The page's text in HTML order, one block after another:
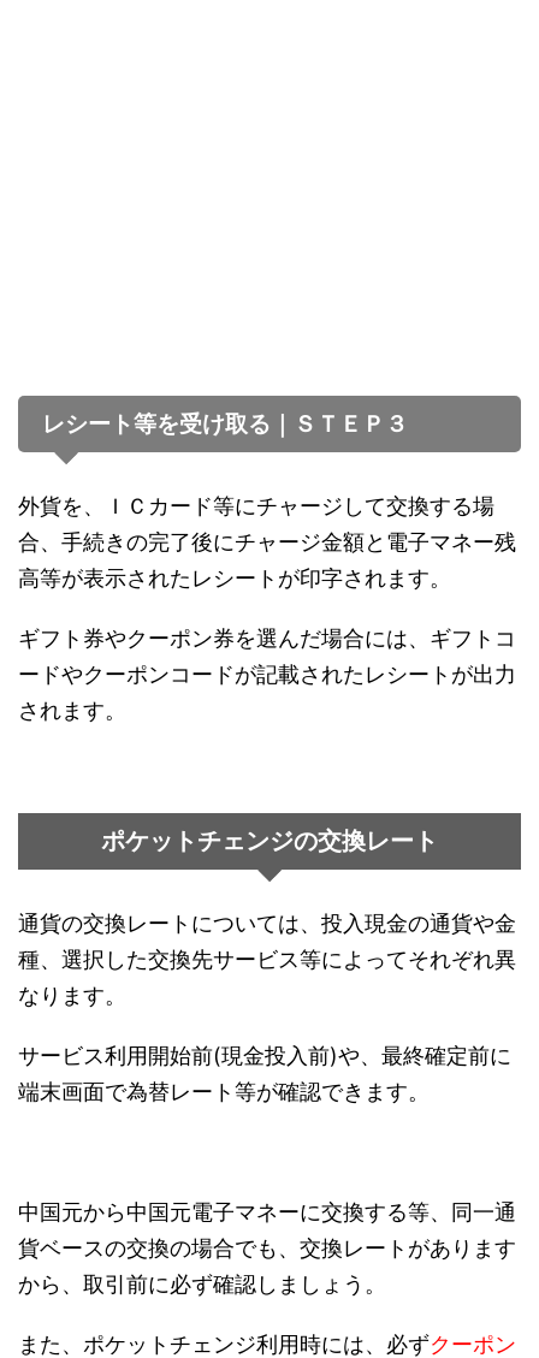
レシート等を受け取る｜ＳＴＥＰ３
外貨を、ＩＣカード等にチャージして交換する場
合、手続きの完了後にチャージ金額と電子マネー残
高等が表示されたレシートが印字されます。
ギフト券やクーポン券を選んだ場合には、ギフトコ
ードやクーポンコードが記載されたレシートが出力
されます。
ポケットチェンジの交換レート
通貨の交換レートについては、投入現金の通貨や金
種、選択した交換先サービス等によってそれぞれ異
なります。
サービス利用開始前(現金投入前)や、最終確定前に
端末画面で為替レート等が確認できます。
中国元から中国元電子マネーに交換する等、同一通
貨ベースの交換の場合でも、交換レートがあります
から、取引前に必ず確認しましょう。
また、ポケットチェンジ利用時には、必ずクーポン